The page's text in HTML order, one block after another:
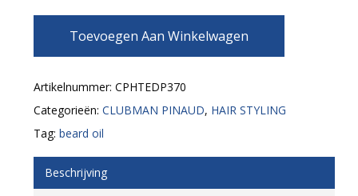
Toevoegen Aan Winkelwagen
Artikelnummer: CPHTEDP370
Categorieën: CLUBMAN PINAUD, HAIR STYLING
Tag: beard oil
Beschrijving